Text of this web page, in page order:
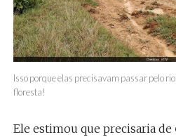
Isso porque elas precisavam passar pelo
floresta!
Ele estimou que precisaria de